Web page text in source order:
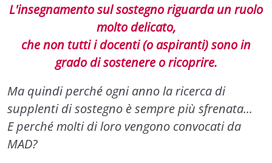
L'insegnamento sul sostegno riguarda un ruolo
molto delicato,
che non tutti i docenti (o aspiranti) sono in
grado di sostenere o ricoprire.
Ma quindi perché ogni anno la ricerca di
supplenti di sostegno è sempre più sfrenata...
E perché molti di loro vengono convocati da
MAD?